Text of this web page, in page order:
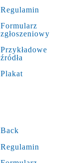
Regulamin
Formularz
zgłoszeniowy
Przykładowe
źródła
Plakat
Back
Regulamin